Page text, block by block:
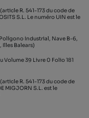
R. 541-173 du code de
S.L. Le numéro UIN est le
Industrial, Nave B-6,
Balears)
Volume 39 Livre 0 Folio 181
R. 541-173 du code de
MIGJORN S.L. est le